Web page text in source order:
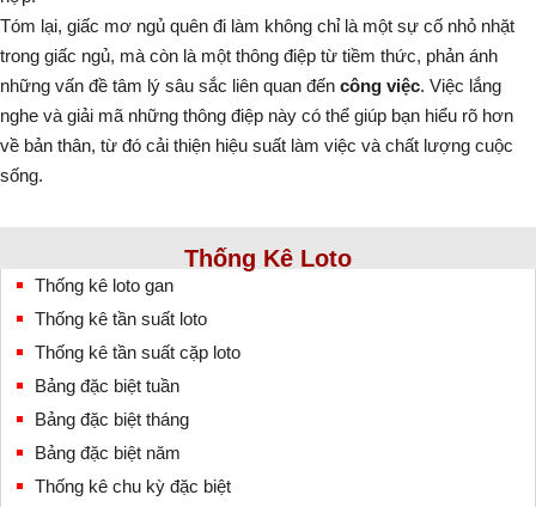
Tóm lại, giấc mơ ngủ quên đi làm không chỉ là một sự cố nhỏ nhặt
trong giấc ngủ, mà còn là một thông điệp từ tiềm thức, phản ánh
những vấn đề tâm lý sâu sắc liên quan đến công việc. Việc lắng
nghe và giải mã những thông điệp này có thể giúp bạn hiểu rõ hơn
về bản thân, từ đó cải thiện hiệu suất làm việc và chất lượng cuộc
sống.
Thống Kê Loto
Thống kê loto gan
Thống kê tần suất loto
Thống kê tần suất cặp loto
Bảng đặc biệt tuần
Bảng đặc biệt tháng
Bảng đặc biệt năm
Thống kê chu kỳ đặc biệt